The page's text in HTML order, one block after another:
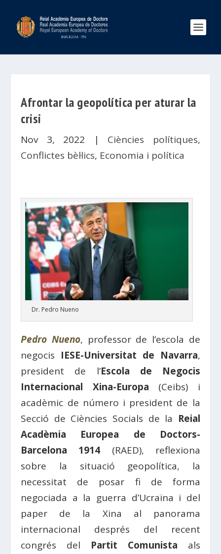
Afrontar la geopolítica per aturar la
crisi
Nov 3, 2022 | Ciències polítiques,
Conflictes bèl·lics, Economia i política
Dr. Pedro Nueno
Pedro Nueno, professor de l’escola de
negocis IESE-Universitat de Navarra,
president de l’Escola de Negocis
Internacional Xina-Europa (Ceibs) i
acadèmic de número i president de la
Secció de Ciències Socials de la Reial
Acadèmia Europea de Doctors-
Barcelona 1914 (RAED), reflexiona
sobre la situació geopolítica, la
necessitat de posar fi de forma
negociada a la guerra d’Ucraïna i del
paper de la Xina al panorama
internacional després del recent
congrés del Partit Comunista als